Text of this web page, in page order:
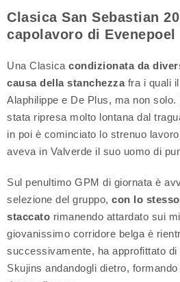
Clasica San Sebastian
capolavoro di Evenepoel
Una Clasica condizionata da
causa della stanchezzafra i quali
Alaphilippe e De Plus, ma non solo.
stata ripresa molto lontana dal
in poi è cominciato lo strenuo
aveva in Valverde il suo uomo di
Sul penultimo GPM di giornata è
selezione del gruppo, con lo
staccato rimanendo attardato sui
giovanissimo corridore belga è
successivamente, ha approfittato di
Skujins andandogli dietro,